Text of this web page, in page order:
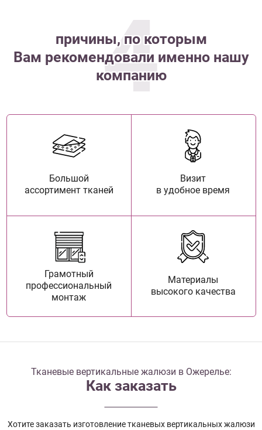
4
причины, по которым
Вам рекомендовали именно нашу
компанию
Большой
ассортимент тканей
Визит
в удобное время
Грамотный
профессиональный
монтаж
Материалы
высокого качества
Тканевые вертикальные жалюзи в Ожерелье:
Как заказать
Хотите заказать изготовление тканевых вертикальных жалюзи